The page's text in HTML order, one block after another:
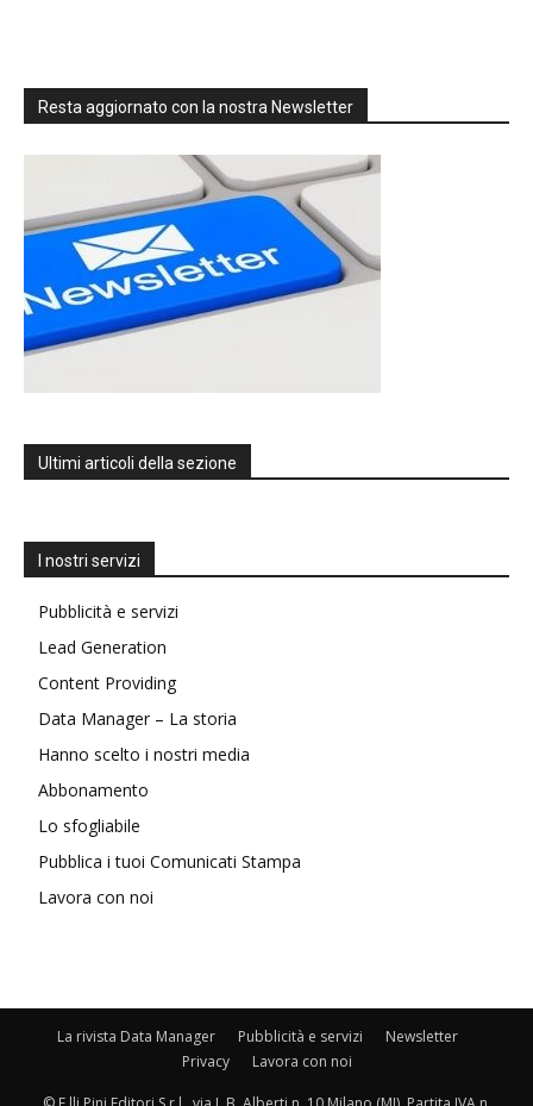
Resta aggiornato con la nostra Newsletter
Ultimi articoli della sezione
I nostri servizi
Pubblicità e servizi
Lead Generation
Content Providing
Data Manager – La storia
Hanno scelto i nostri media
Abbonamento
Lo sfogliabile
Pubblica i tuoi Comunicati Stampa
Lavora con noi
La rivista Data Manager Pubblicità e servizi
Newsletter
Privacy
Lavora con noi